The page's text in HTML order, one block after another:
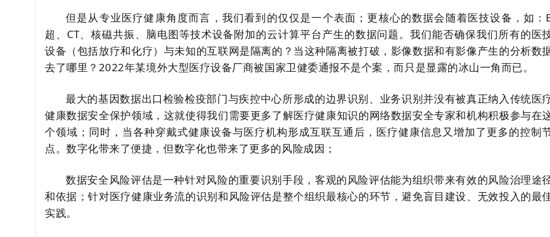
但是从专业医疗健康角度而言，我们看到的仅仅是一个表面；更核心的数据会随着医技设备，如：
超、CT、核磁共振、脑电图等技术设备附加的云计算平台产生的数据问题。我们能否确保我们所有的医
设备（包括放疗和化疗）与未知的互联网是隔离的？当这种隔离被打破，影像数据和有影像产生的分析数
去了哪里？2022年某境外大型医疗设备厂商被国家卫健委通报不是个案，而只是显露的冰山一角而已。
最大的基因数据出口检验检疫部门与疾控中心所形成的边界识别、业务识别并没有被真正纳入传统医
健康数据安全保护领域，这就使得我们需要更多了解医疗健康知识的网络数据安全专家和机构积极参与在
个领域；同时，当各种穿戴式健康设备与医疗机构形成互联互通后，医疗健康信息又增加了更多的控制
点。数字化带来了便捷，但数字化也带来了更多的风险成因；
数据安全风险评估是一种针对风险的重要识别手段，客观的风险评估能为组织带来有效的风险治理途
和依据；针对医疗健康业务流的识别和风险评估是整个组织最核心的环节，避免盲目建设、无效投入的最
实践。